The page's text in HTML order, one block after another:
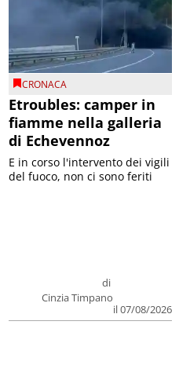
CRONACA
Etroubles: camper in
fiamme nella galleria
di Echevennoz
di
Cinzia Timpano
il 07/08/2026
E in corso l'intervento dei vigili
del fuoco, non ci sono feriti